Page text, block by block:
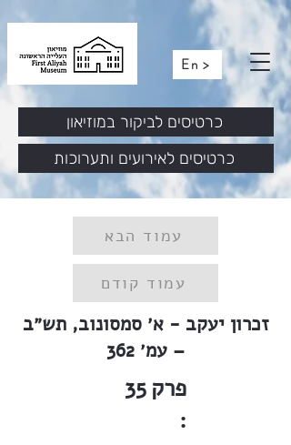
En >
כרטיסים לאירועים ותערוכות
כרטיסים לביקור במוזיאון
עמוד הבא
עמוד קודם
זכרון יעקב - א׳ סמסונוב, תש״ב
– עמ׳ 362
35 פרק
: